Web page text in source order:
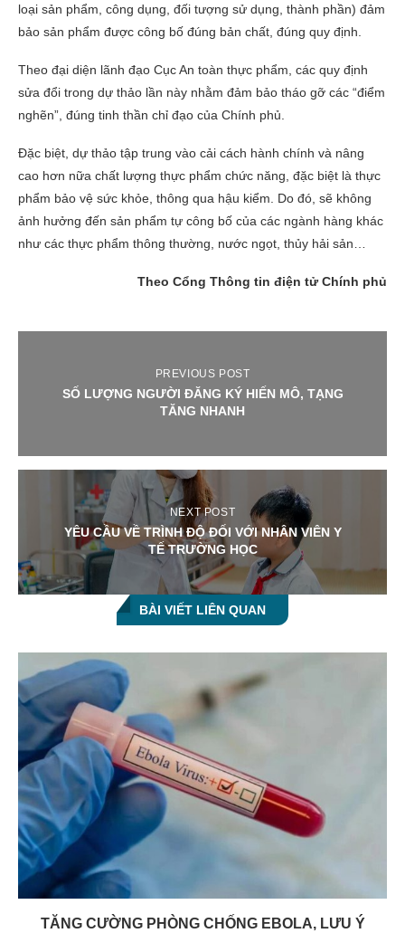
loại sản phẩm, công dụng, đối tượng sử dụng, thành phần) đảm
bảo sản phẩm được công bố đúng bản chất, đúng quy định.
Theo đại diện lãnh đạo Cục An toàn thực phẩm, các quy định
sửa đổi trong dự thảo lần này nhằm đảm bảo tháo gỡ các “điểm
nghẽn”, đúng tinh thần chỉ đạo của Chính phủ.
Đặc biệt, dự thảo tập trung vào cải cách hành chính và nâng
cao hơn nữa chất lượng thực phẩm chức năng, đặc biệt là thực
phẩm bảo vệ sức khỏe, thông qua hậu kiểm. Do đó, sẽ không
ảnh hưởng đến sản phẩm tự công bố của các ngành hàng khác
như các thực phẩm thông thường, nước ngọt, thủy hải sản…
Theo Cổng Thông tin điện tử Chính phủ
PREVIOUS POST
SỐ LƯỢNG NGƯỜI ĐĂNG KÝ HIẾN MÔ, TẠNG
TĂNG NHANH
NEXT POST
YÊU CẦU VỀ TRÌNH ĐỘ ĐỐI VỚI NHÂN VIÊN Y
TẾ TRƯỜNG HỌC
BÀI VIẾT LIÊN QUAN
TĂNG CƯỜNG PHÒNG CHỐNG EBOLA, LƯU Ý